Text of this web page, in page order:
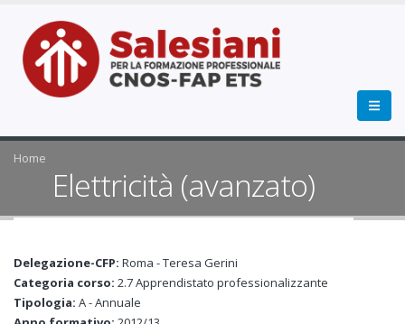
Home
Elettricità (avanzato)
Delegazione-CFP: Roma - Teresa Gerini
Categoria corso: 2.7 Apprendistato professionalizzante
Tipologia: A - Annuale